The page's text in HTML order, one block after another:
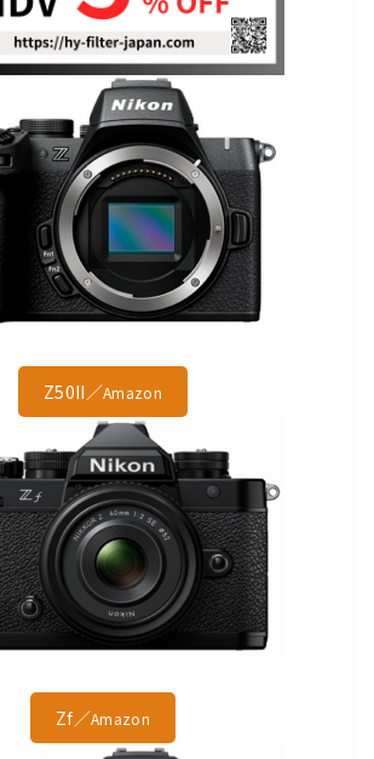
Z50II／Amazon
Zf／Amazon